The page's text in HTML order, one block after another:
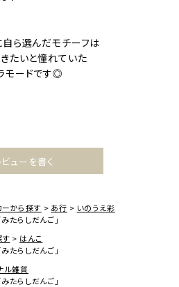
ら選んだモチーフは
たいと憧れていた
モードです◎
ビューを書く
ーから探す あ行
いのうえ彩
たらしだんご」
す
はんこ
たらしだんご」
ル雑貨
たらしだんご」